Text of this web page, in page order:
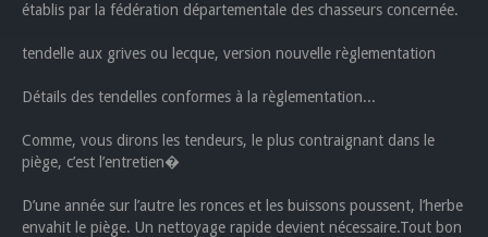
établis par la fédération départementale des chasseurs concernée.
tendelle aux grives ou lecque, version nouvelle règlementation
Détails des tendelles conformes à la règlementation...
Comme, vous dirons les tendeurs, le plus contraignant dans le
piège, c’est l’entretien�
D’une année sur l’autre les ronces et les buissons poussent, l’herbe
envahit le piège. Un nettoyage rapide devient nécessaire.Tout bon